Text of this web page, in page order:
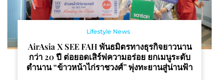
Lifestyle News
AirAsia X SEE FAH พันธมิตรทางธุรกิจยาวนาน
กว่า 20 ปี ต่อยอดเสิร์ฟความอร่อย ยกเมนูระดับ
ตำนาน “ข้าวหน้าไก่ราชวงศ์” พุ่งทะยานสู่น่านฟ้า